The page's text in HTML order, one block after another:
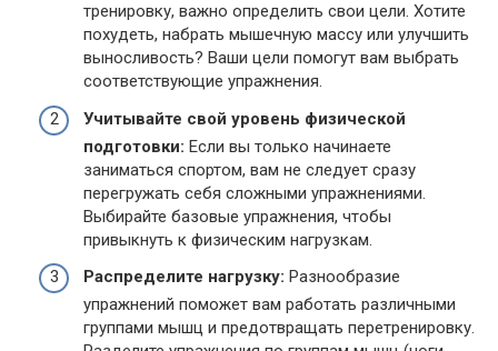
тренировку, важно определить свои цели. Хотите
похудеть, набрать мышечную массу или улучшить
выносливость? Ваши цели помогут вам выбрать
соответствующие упражнения.
Учитывайте свой уровень физической
подготовки: Если вы только начинаете
заниматься спортом, вам не следует сразу
перегружать себя сложными упражнениями.
Выбирайте базовые упражнения, чтобы
привыкнуть к физическим нагрузкам.
Распределите нагрузку: Разнообразие
упражнений поможет вам работать различными
группами мышц и предотвращать перетренировку.